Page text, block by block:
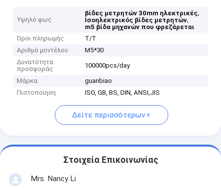
Υψηλό φως
βίδες μετρητών 30mm ηλεκτρικές,
Ισοηλεκτρικός βίδες μετρητών,
m5 βίδα μηχανών που φρεζάρεται
Όροι πληρωμής
T/T
Αριθμό μοντέλου
M5*30
Δυνατότητα
προσφοράς
100000pcs/day
Μάρκα
guanbiao
Πιστοποίηση
ISO, GB, BS, DIN, ANSI,JIS
Δείτε περισσότερων
Στοιχεία Επικοινωνίας
Mrs. Nancy Li